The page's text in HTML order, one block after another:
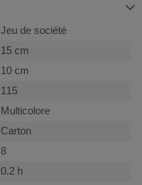
Jeu de société
15 cm
10 cm
115
Multicolore
Carton
8
0.2 h